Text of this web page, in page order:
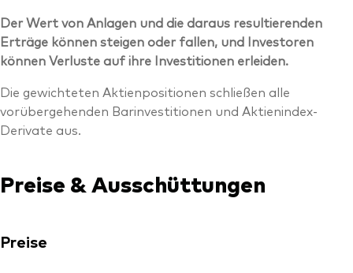
Der Wert von Anlagen und die daraus resultierenden
Erträge können steigen oder fallen, und Investoren
können Verluste auf ihre Investitionen erleiden.
Die gewichteten Aktienpositionen schließen alle
vorübergehenden Barinvestitionen und Aktienindex-
Derivate aus.
Preise & Ausschüttungen
Preise